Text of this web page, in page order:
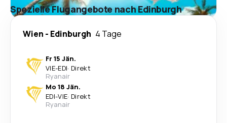
Spezielle Flugangebote nach Edinburgh
Wien - Edinburgh 4 Tage
Fr 15 Jän.
VIE-EDI· Direkt
Ryanair
Mo 18 Jän.
EDI-VIE· Direkt
Ryanair